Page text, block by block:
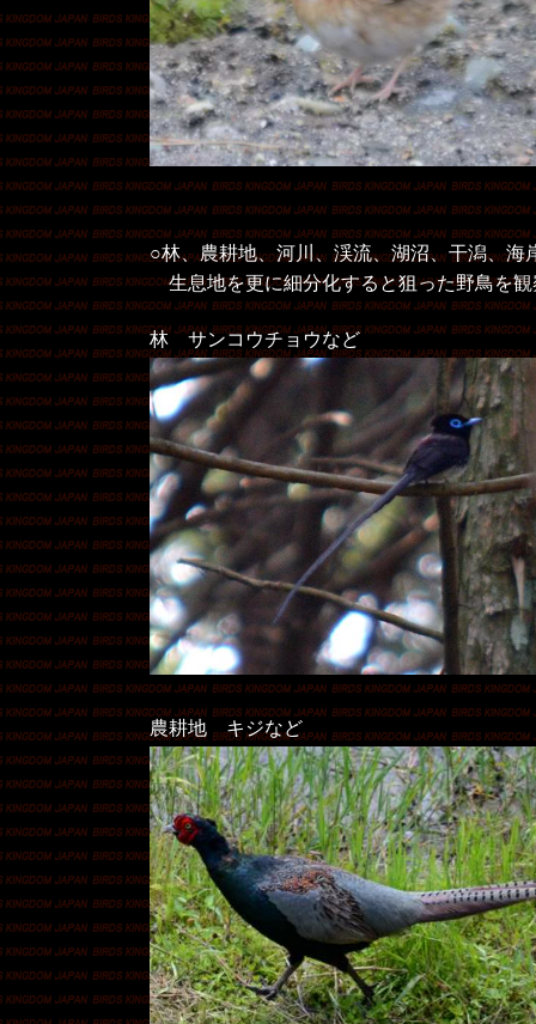
農耕地 キジなど
林 サンコウチョウなど
○林、農耕地、河川、渓流、湖沼、干潟、海
生息地を更に細分化すると狙った野鳥を観